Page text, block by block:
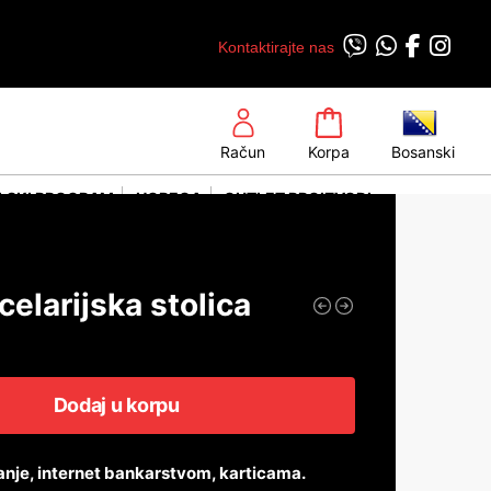
Kontaktirajte nas
Račun Korpa Bosanski
PROGRAM HORECA OUTLET PROIZVODI
stolica
Dodaj u korpu
internet bankarstvom, karticama.